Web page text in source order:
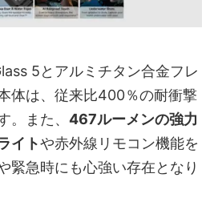
5とアルミチタン合金フレ
体は、従来比400％の耐衝撃
。また、 467ルーメンの強力
イトや赤外線リモコン機能を
緊急時にも心強い存在となり